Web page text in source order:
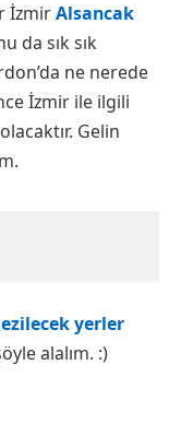
İzmirAlsancak
da sık sık
ne nerede
İzmir ile ilgili
Gelin
yerler
alalım. :)